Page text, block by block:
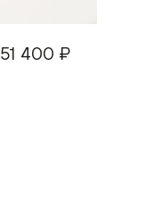
51 400 ₽